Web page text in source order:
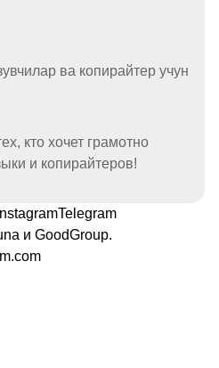
ва копирайтер учун
кто хочет грамотно
и копирайтеров!
InstagramTelegram
и GoodGroup.